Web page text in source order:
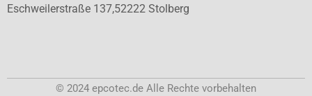
Eschweilerstraße 137,52222 Stolberg
© 2024 epcotec.de Alle Rechte vorbehalten